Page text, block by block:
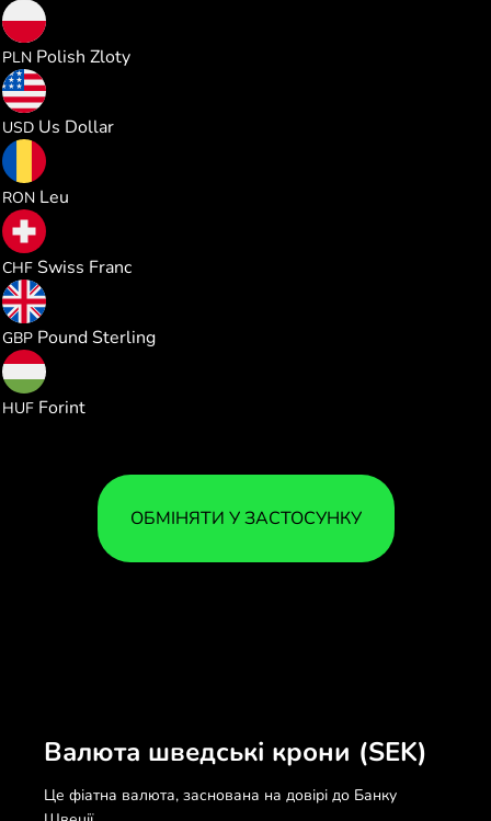
PLN Polish Zloty
USD Us Dollar
RON Leu
CHF Swiss Franc
GBP Pound Sterling
HUF Forint
ОБМІНЯТИ У ЗАСТОСУНКУ
Валюта шведські крони (SEK)
Це фіатна валюта, заснована на довірі до Банку